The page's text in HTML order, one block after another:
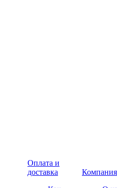
Оплата и
доставка
Компания